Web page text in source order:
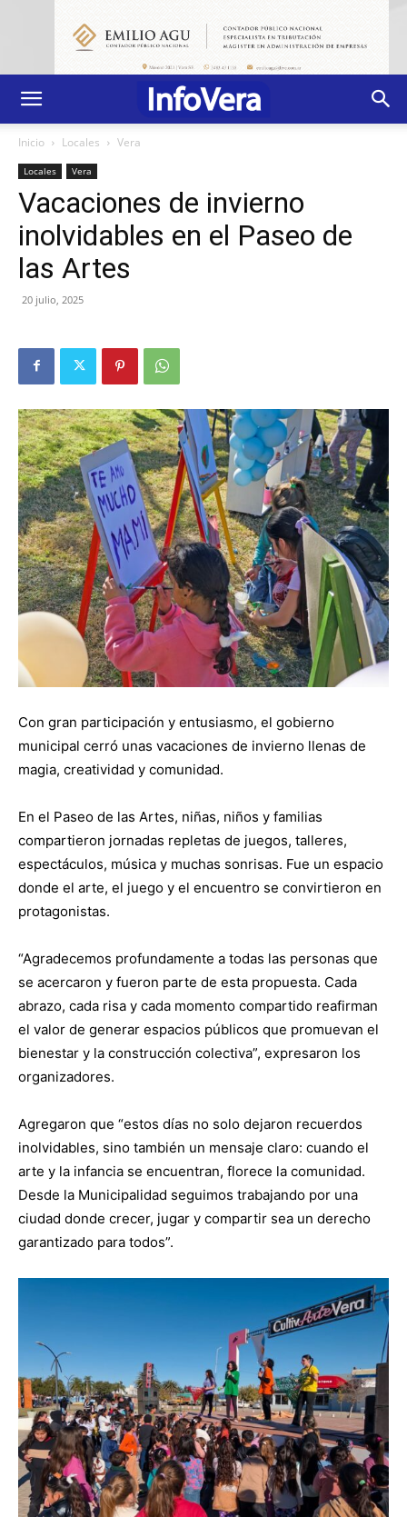
Inicio Locales Vera
Locales Vera
Vacaciones de invierno
inolvidables en el Paseo de
las Artes
20 julio, 2025
Con gran participación y entusiasmo, el gobierno
municipal cerró unas vacaciones de invierno llenas de
magia, creatividad y comunidad.
En el Paseo de las Artes, niñas, niños y familias
compartieron jornadas repletas de juegos, talleres,
espectáculos, música y muchas sonrisas. Fue un espacio
donde el arte, el juego y el encuentro se convirtieron en
protagonistas.
“Agradecemos profundamente a todas las personas que
se acercaron y fueron parte de esta propuesta. Cada
abrazo, cada risa y cada momento compartido reafirman
el valor de generar espacios públicos que promuevan el
bienestar y la construcción colectiva”, expresaron los
organizadores.
Agregaron que “estos días no solo dejaron recuerdos
inolvidables, sino también un mensaje claro: cuando el
arte y la infancia se encuentran, florece la comunidad.
Desde la Municipalidad seguimos trabajando por una
ciudad donde crecer, jugar y compartir sea un derecho
garantizado para todos”.